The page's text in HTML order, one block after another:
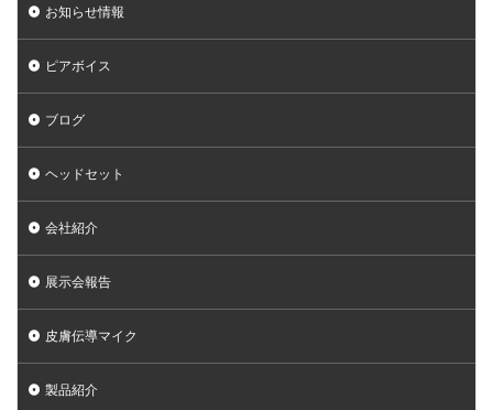
お知らせ情報
ピアボイス
ブログ
ヘッドセット
会社紹介
展示会報告
皮膚伝導マイク
製品紹介